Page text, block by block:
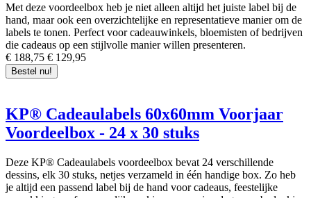
Met deze voordeelbox heb je niet alleen altijd het juiste label bij de
hand, maar ook een overzichtelijke en representatieve manier om de
labels te tonen. Perfect voor cadeauwinkels, bloemisten of bedrijven
die cadeaus op een stijlvolle manier willen presenteren.
€ 188,75 € 129,95
Bestel nu!
KP® Cadeaulabels 60x60mm Voorjaar
Voordeelbox - 24 x 30 stuks
Deze KP® Cadeaulabels voordeelbox bevat 24 verschillende
dessins, elk 30 stuks, netjes verzameld in één handige box. Zo heb
je altijd een passend label bij de hand voor cadeaus, feestelijke